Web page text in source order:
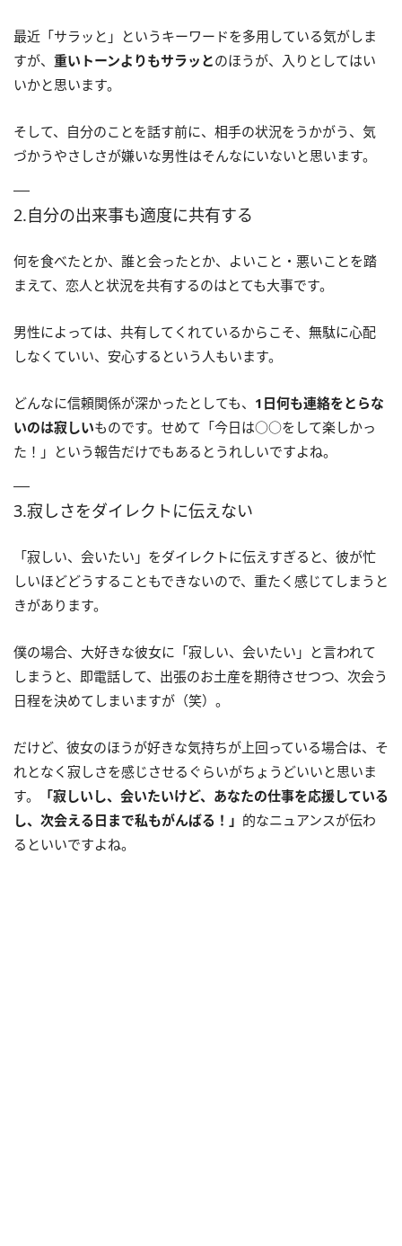
最近「サラッと」というキーワードを多用している気がしま
すが、 重いトーンよりもサラッとのほうが、入りとしてはい
いかと思います。
そして、自分のことを話す前に、相手の状況をうかがう、気
づかうやさしさが嫌いな男性はそんなにいないと思います。
2.自分の出来事も適度に共有する
何を食べたとか、誰と会ったとか、よいこと・悪いことを踏
まえて、恋人と状況を共有するのはとても大事です。
男性によっては、共有してくれているからこそ、無駄に心配
しなくていい、安心するという人もいます。
どんなに信頼関係が深かったとしても、 1日何も連絡をとらな
いのは寂しいものです。せめて「今日は○○をして楽しかっ
た！」という報告だけでもあるとうれしいですよね。
3.寂しさをダイレクトに伝えない
「寂しい、会いたい」をダイレクトに伝えすぎると、彼が忙
しいほどどうすることもできないので、重たく感じてしまうと
きがあります。
僕の場合、大好きな彼女に「寂しい、会いたい」と言われて
しまうと、即電話して、出張のお土産を期待させつつ、次会う
日程を決めてしまいますが（笑）。
だけど、彼女のほうが好きな気持ちが上回っている場合は、そ
れとなく寂しさを感じさせるぐらいがちょうどいいと思いま
す。
「寂しいし、会いたいけど、あなたの仕事を応援している
し、次会える日まで私もがんばる！」 的なニュアンスが伝わ
るといいですよね。